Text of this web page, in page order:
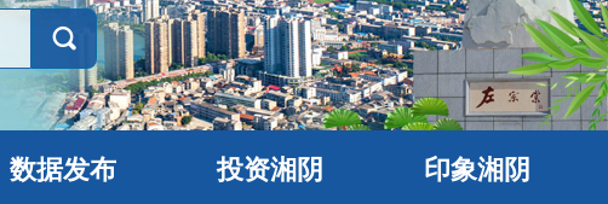
数据发布 投资湘阴 印象湘阴